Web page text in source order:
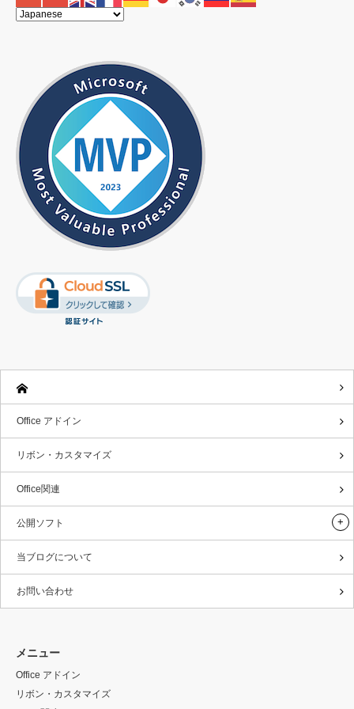
Office アドイン
リボン・カスタマイズ
Office関連
公開ソフト
当ブログについて
お問い合わせ
メニュー
Office アドイン
リボン・カスタマイズ